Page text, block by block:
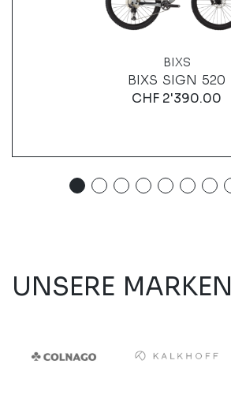
BIXS
BIXS SIGN 520
CHF 2'390.00
UNSERE MARKEN